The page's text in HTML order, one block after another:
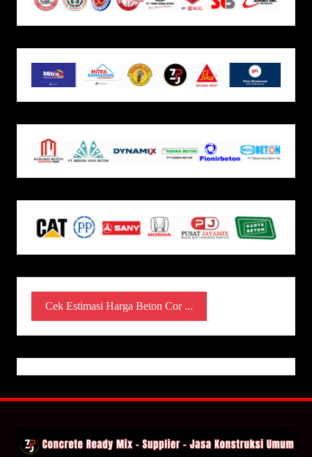
Cek Estimasi Harga Beton Cor ...